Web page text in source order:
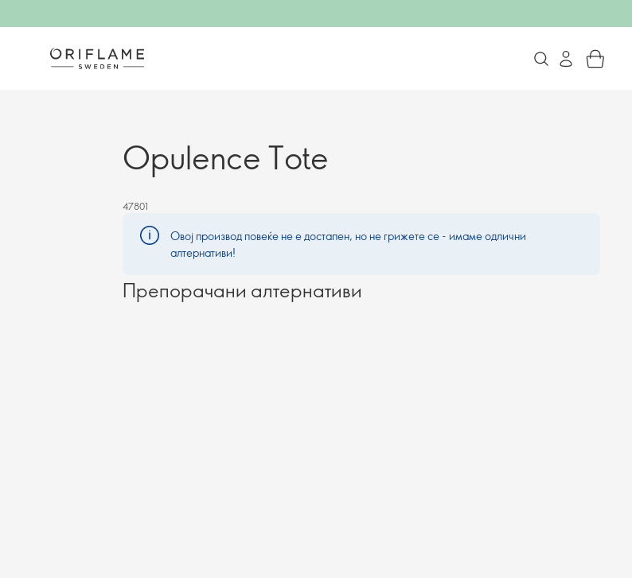
Opulence Tote
47801
Овој производ повеќе не е достапен, но не грижете се - имаме одлични
алтернативи!
Препорачани алтернативи